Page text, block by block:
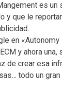
es un
y que le
en
y ahora una,
de crear esa
todo un